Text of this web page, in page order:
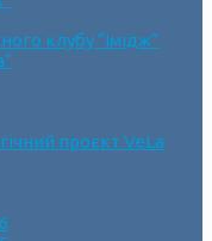
клубу “Імідж”
проєкт VeLa